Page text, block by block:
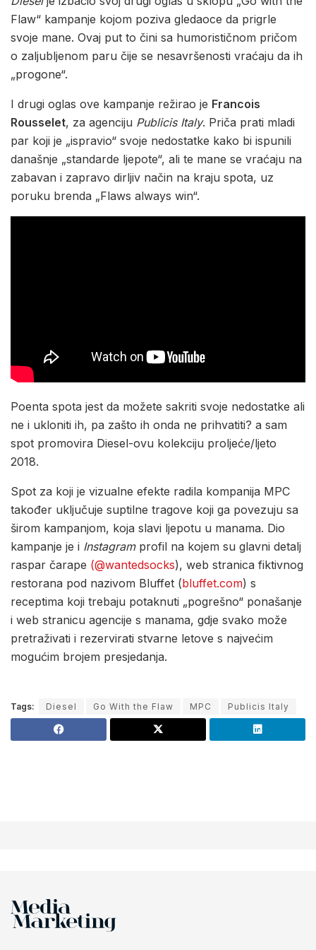
Flaw“ kampanje kojom poziva gledaoce da prigrle
svoje mane. Ovaj put to čini sa humorističnom pričom
o zaljubljenom paru čije se nesavršenosti vraćaju da ih
„progone“.
I drugi oglas ove kampanje režirao je Francois
Rousselet, za agenciju Publicis Italy. Priča prati mladi
par koji je „ispravio“ svoje nedostatke kako bi ispunili
današnje „standarde ljepote“, ali te mane se vraćaju na
zabavan i zapravo dirljiv način na kraju spota, uz
poruku brenda „Flaws always win“.
Poenta spota jest da možete sakriti svoje nedostatke ali
ne i ukloniti ih, pa zašto ih onda ne prihvatiti? a sam
spot promovira Diesel-ovu kolekciju proljeće/ljeto
2018.
Spot za koji je vizualne efekte radila kompanija MPC
također uključuje suptilne tragove koji ga povezuju sa
širom kampanjom, koja slavi ljepotu u manama. Dio
kampanje je i Instagramprofil na kojem su glavni detalj
raspar čarape (@wantedsocks), web stranica fiktivnog
restorana pod nazivom Bluffet (bluffet.com) s
receptima koji trebaju potaknuti „pogrešno“ ponašanje
i web stranicu agencije s manama, gdje svako može
pretraživati i rezervirati stvarne letove s najvećim
mogućim brojem presjedanja.
Tags: Diesel Go With the Flaw MPC Publicis Italy